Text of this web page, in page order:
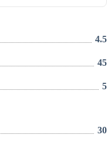
4.5
45
5
30